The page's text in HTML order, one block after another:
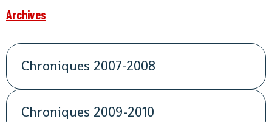
Archives
Chroniques 2007-2008
Chroniques 2009-2010